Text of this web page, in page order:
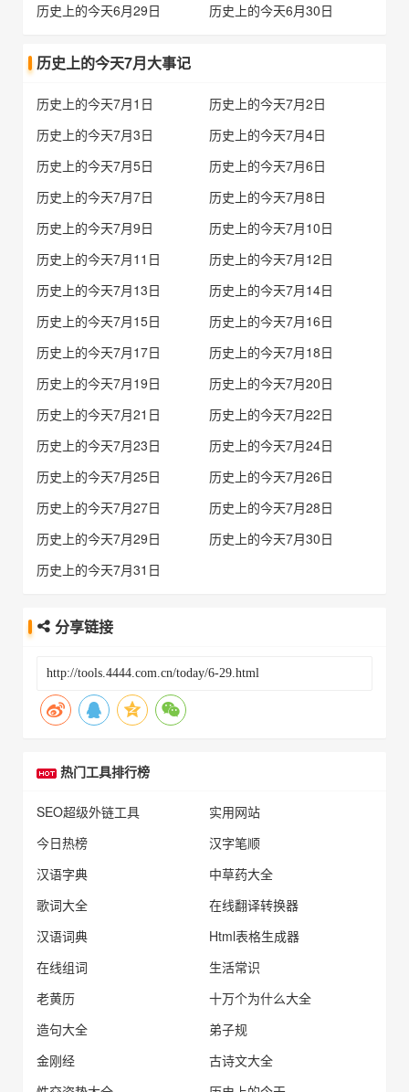
历史上的今天6月29日
历史上的今天6月30日
历史上的今天7月大事记
历史上的今天7月1日
历史上的今天7月2日
历史上的今天7月3日
历史上的今天7月4日
历史上的今天7月5日
历史上的今天7月6日
历史上的今天7月7日
历史上的今天7月8日
历史上的今天7月9日
历史上的今天7月10日
历史上的今天7月11日
历史上的今天7月12日
历史上的今天7月13日
历史上的今天7月14日
历史上的今天7月15日
历史上的今天7月16日
历史上的今天7月17日
历史上的今天7月18日
历史上的今天7月19日
历史上的今天7月20日
历史上的今天7月21日
历史上的今天7月22日
历史上的今天7月23日
历史上的今天7月24日
历史上的今天7月25日
历史上的今天7月26日
历史上的今天7月27日
历史上的今天7月28日
历史上的今天7月29日
历史上的今天7月30日
历史上的今天7月31日
分享链接
热门工具排行榜
SEO超级外链工具
实用网站
今日热榜
汉字笔顺
汉语字典
中草药大全
歌词大全
在线翻译转换器
汉语词典
Html表格生成器
在线组词
生活常识
老黄历
十万个为什么大全
造句大全
弟子规
金刚经
古诗文大全